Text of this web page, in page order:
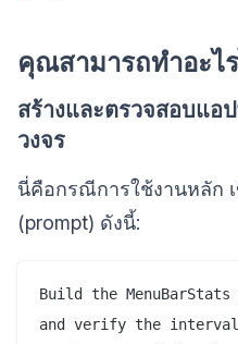
คุณสามารถทำอะไ
สร้างและตรวจสอบแอ
วงจร
นี่คือกรณีการใช้งานหลัก
(prompt) ดังนี้:
Build the
and verify the